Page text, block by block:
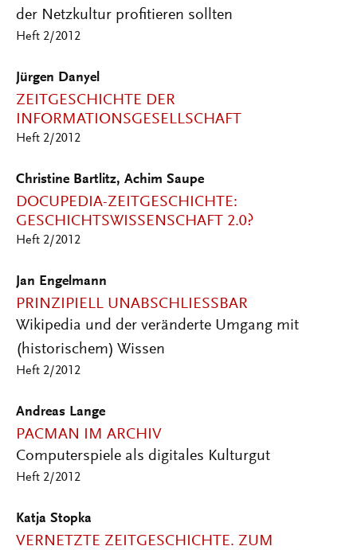
der Netzkultur profitieren sollten
Heft 2/2012
Jürgen Danyel
ZEITGESCHICHTE DER
INFORMATIONSGESELLSCHAFT
Heft 2/2012
Christine Bartlitz, Achim Saupe
DOCUPEDIA-ZEITGESCHICHTE:
GESCHICHTSWISSENSCHAFT 2.0?
Heft 2/2012
Jan Engelmann
PRINZIPIELL UNABSCHLIESSBAR
Wikipedia und der veränderte Umgang mit
(historischem) Wissen
Heft 2/2012
Andreas Lange
PACMAN IM ARCHIV
Computerspiele als digitales Kulturgut
Heft 2/2012
Katja Stopka
VERNETZTE ZEITGESCHICHTE. ZUM